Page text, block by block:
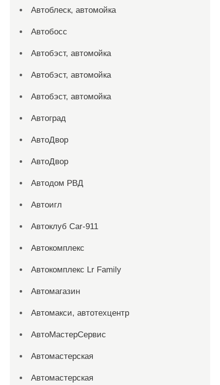
Автоблеск, автомойка
Автобосс
Автобэст, автомойка
Автобэст, автомойка
Автобэст, автомойка
Автоград
АвтоДвор
АвтоДвор
Автодом РВД
Автоигл
Автоклуб Car-911
Автокомплекс
Автокомплекс Lr Family
Автомагазин
Автомакси, автотехцентр
АвтоМастерСервис
Автомастерская
Автомастерская